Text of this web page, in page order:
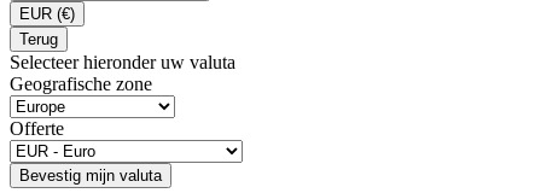
EUR (€)
Terug
Selecteer hieronder uw valuta
Geografische zone
Offerte
Bevestig mijn valuta